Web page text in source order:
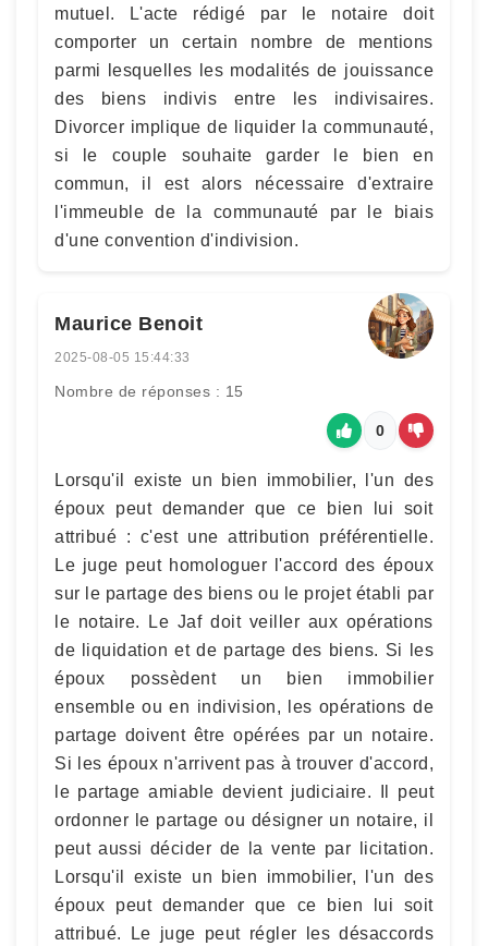
mutuel. L'acte rédigé par le notaire doit
comporter un certain nombre de mentions
parmi lesquelles les modalités de jouissance
des biens indivis entre les indivisaires.
Divorcer implique de liquider la communauté,
si le couple souhaite garder le bien en
commun, il est alors nécessaire d'extraire
l'immeuble de la communauté par le biais
d'une convention d'indivision.
Maurice Benoit
2025-08-05 15:44:33
Nombre de réponses : 15
0
Lorsqu'il existe un bien immobilier, l'un des
époux peut demander que ce bien lui soit
attribué : c'est une attribution préférentielle.
Le juge peut homologuer l'accord des époux
sur le partage des biens ou le projet établi par
le notaire. Le Jaf doit veiller aux opérations
de liquidation et de partage des biens. Si les
époux possèdent un bien immobilier
ensemble ou en indivision, les opérations de
partage doivent être opérées par un notaire.
Si les époux n'arrivent pas à trouver d'accord,
le partage amiable devient judiciaire. Il peut
ordonner le partage ou désigner un notaire, il
peut aussi décider de la vente par licitation.
Lorsqu'il existe un bien immobilier, l'un des
époux peut demander que ce bien lui soit
attribué. Le juge peut régler les désaccords